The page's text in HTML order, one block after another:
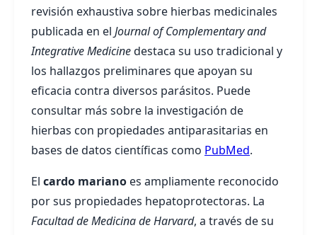
revisión exhaustiva sobre hierbas medicinales
publicada en el Journal of Complementary and
Integrative Medicinedestaca su uso tradicional y
los hallazgos preliminares que apoyan su
eficacia contra diversos parásitos. Puede
consultar más sobre la investigación de
hierbas con propiedades antiparasitarias en
bases de datos científicas como PubMed.
El cardo mariano es ampliamente reconocido
por sus propiedades hepatoprotectoras. La
Facultad de Medicina de Harvard, a través de su